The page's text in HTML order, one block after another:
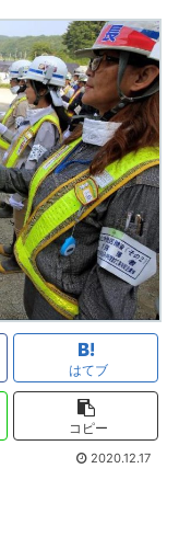
はてブ
コピー
2020.12.17